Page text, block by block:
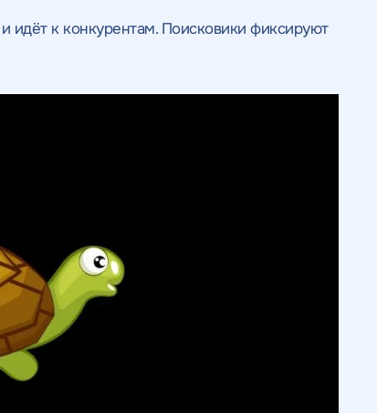
идёт к конкурентам. Поисковики фиксируют